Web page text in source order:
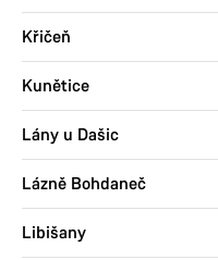
Křičeň
Kunětice
Lány u Dašic
Lázně Bohdaneč
Libišany